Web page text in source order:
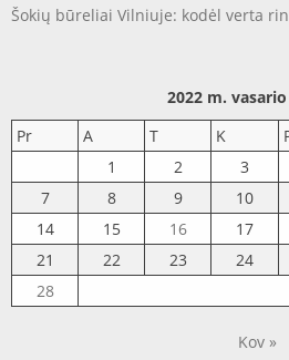
Šokių būreliai Vilniuje: kodėl verta
2022 m.
Pr
A T K
1
2 3
7
8 9 10
14
15 16 17
21
22 23 24
28
Kov »